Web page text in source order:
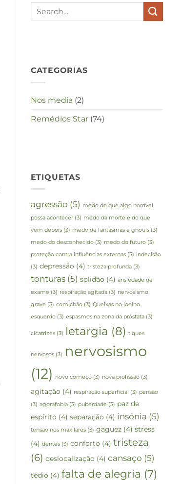
in
CATEGORIAS
Nos media (2)
Remédios Star(74)
ETIQUETAS
agressão (5) medo de que algo horrível
possa acontecer(3) medo da morte e do que
vem depois(3) medo de fantasmas e ghouls(3)
medo do desconhecido(3) medo do futuro(3)
proteção contra influências externas(3) indecisão
(3) depressão (4) tristeza profunda(3)
tonturas(5) solidão (4) ansiedade de
exame (3) respiração agitada(3) nervosismo
grave (3) comichão(3) Queixas no joelho
esquerdo(3) espasmos na zona da próstata(3)
cicatrizes(3) letargia (8) tiques
nervosos(3) nervosismo
(12)
novo começo(3) nova profissão(3)
agitação (4) respiração superficial (3) pensão
(3) agorafobia(3) puberdade (3) paz de
espírito (4) separação (4) insónia (5)
tensão nos maxilares(3) gaguez(4) stress
(4) dentes(3) conforto (4) tristeza
(6) deslocalização (4) cansaço (5)
tédio (4) falta de alegria (7)